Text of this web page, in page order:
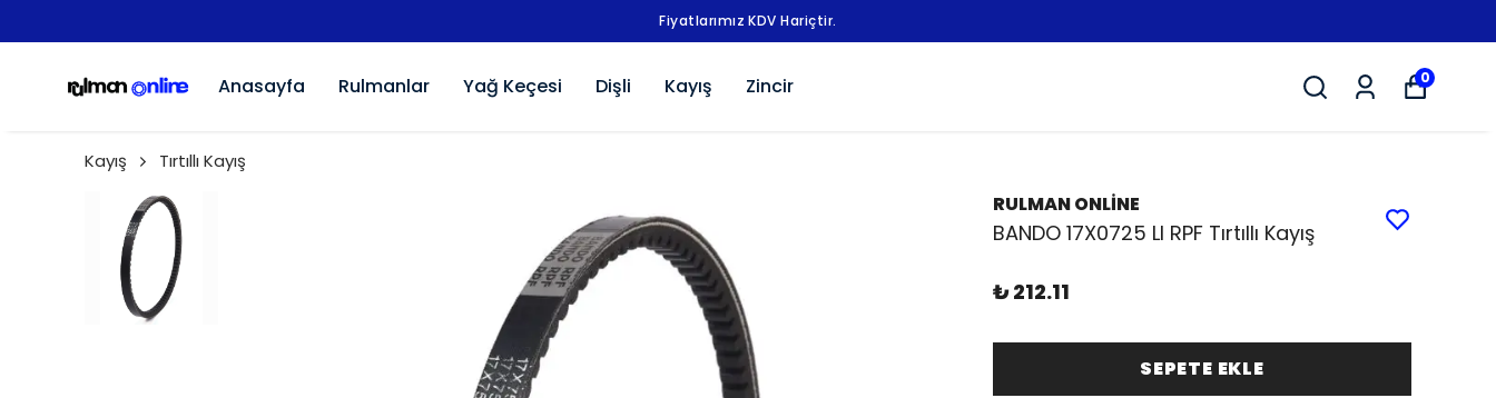
Fiyatlarımız KDV Hariçtir.
Anasayfa Rulmanlar Yağ Keçesi Dişli Kayış Zincir 0
Kayış Tırtıllı Kayış
RULMAN ONLİNE
BANDO 17X0725 LI RPF Tırtıllı Kayış
₺ 212.11
SEPETE EKLE